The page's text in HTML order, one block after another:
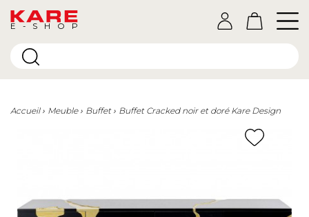
E-SHOP
Accueil Meuble Buffet Buffet Cracked noir et doré Kare Design